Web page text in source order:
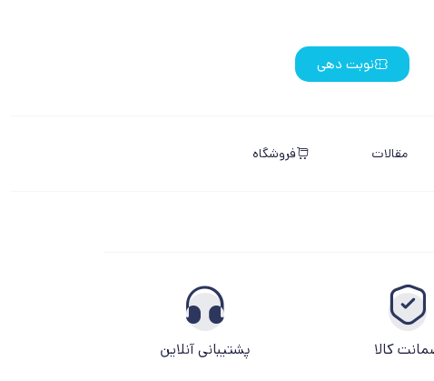
نوبت دهی
مقالات فروشگاه
کالا پشتیبانی آنلاین